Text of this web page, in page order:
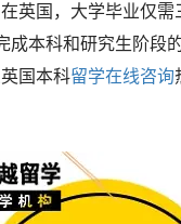
英国，大学毕业仅
本科和研究生阶段
国本科留学在线咨询